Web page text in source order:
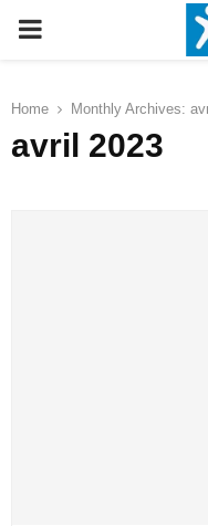
PRIMARY
Home Monthly Archives:
avril 2023